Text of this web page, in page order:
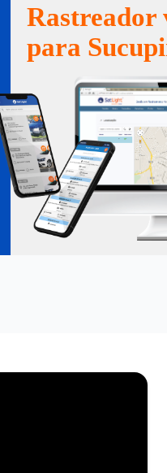
Rastreador
para